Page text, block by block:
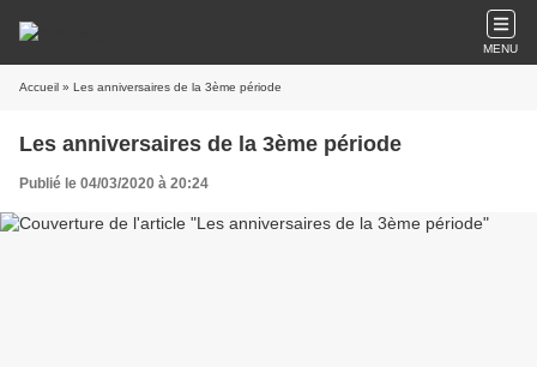
MENU
Accueil » Les anniversaires de la 3ème période
Les anniversaires de la 3ème période
Publié le 04/03/2020 à 20:24